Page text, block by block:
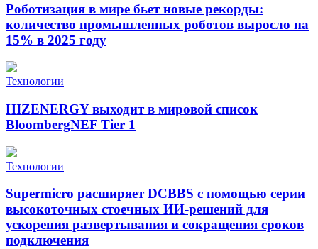
Роботизация в мире бьет новые рекорды:
количество промышленных роботов выросло на
15% в 2025 году
Технологии
HIZENERGY выходит в мировой список
BloombergNEF Tier 1
Технологии
Supermicro расширяет DCBBS с помощью серии
высокоточных стоечных ИИ-решений для
ускорения развертывания и сокращения сроков
подключения